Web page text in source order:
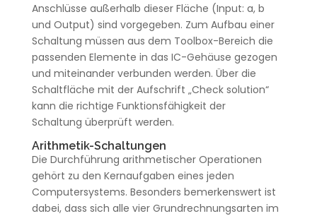
Anschlüsse außerhalb dieser Fläche (Input: a, b
und Output) sind vorgegeben. Zum Aufbau einer
Schaltung müssen aus dem Toolbox-Bereich die
passenden Elemente in das IC-Gehäuse gezogen
und miteinander verbunden werden. Über die
Schaltfläche mit der Aufschrift „Check solution“
kann die richtige Funktionsfähigkeit der
Schaltung überprüft werden.
Arithmetik-Schaltungen
Die Durchführung arithmetischer Operationen
gehört zu den Kernaufgaben eines jeden
Computersystems. Besonders bemerkenswert ist
dabei, dass sich alle vier Grundrechnungsarten im